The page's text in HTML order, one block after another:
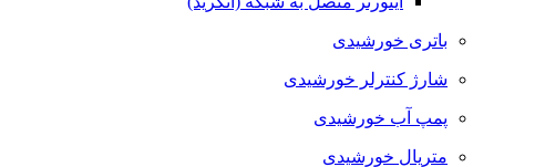
باتری خورشیدی
شارژ کنترلر خورشیدی
پمپ آب خورشیدی
متریال خورشیدی